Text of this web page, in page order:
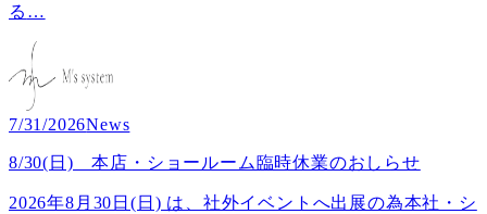
る …
7/31/2026News
8/30(日) 本店・ショールーム臨時休業のおしらせ
2026年8月30日(日) は、社外イベントへ出展の為本社・シ